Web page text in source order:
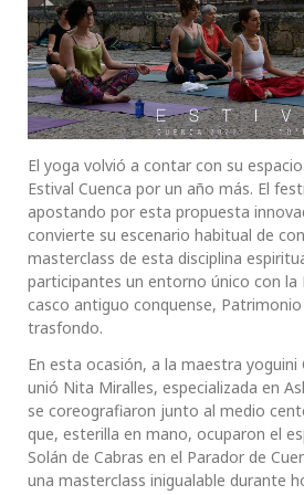
El yoga volvió a contar con su
Estival Cuenca por un año más. El
apostando por esta propuesta
convierte su escenario habitual de
masterclass de esta disciplina
participantes un entorno único con la
casco antiguo conquense,
trasfondo.
En esta ocasión, a la maestra yoguini
unió Nita Miralles, especializada en
se coreografiaron junto al medio
que, esterilla en mano, ocuparon el
Solán de Cabras en el Parador de
una masterclass inigualable durante